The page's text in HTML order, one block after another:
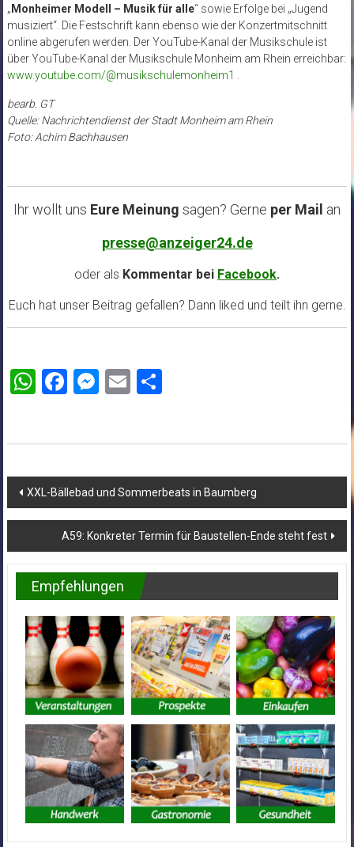
„ Monheimer Modell – Musik für alle“ sowie Erfolge bei „Jugend
musiziert“. Die Festschrift kann ebenso wie der Konzertmitschnitt
online abgerufen werden. Der YouTube-Kanal der Musikschule ist
über YouTube-Kanal der Musikschule Monheim am Rhein erreichbar:
www.youtube.com/@musikschulemonheim1 .
bearb. GT
Quelle: Nachrichtendienst der Stadt Monheim am Rhein
Foto: Achim Bachhausen
Ihr wollt uns Eure Meinung sagen? Gerne per Mail an
presse@anzeiger24.de
oder als Kommentar bei Facebook.
Euch hat unser Beitrag gefallen? Dann liked und teilt ihn gerne.
WhatsApp
Facebook
Messenger
EmailTeilen
Beitragsnavigation
XXL-Bällebad und Sommerbeats in Baumberg
A59: Konkreter Termin für Baustellen-Ende steht fest
Empfehlungen